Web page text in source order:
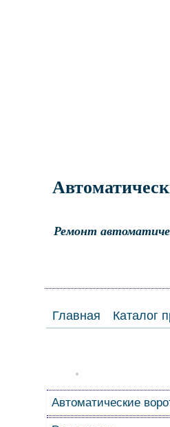
Ремонт
Главная Каталог
Автоматические